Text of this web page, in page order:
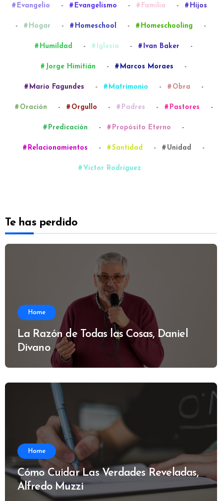
Evangelio - Evangelismo - Familia - Hijos
- Hogar - Homeschool - Homeschooling -
Humildad - Iglesia - Ivan Baker -
Jorge Himitián - Marcos Moraes -
Mario Fagundes - Matrimonio - Obra -
Oración - Orgullo - Padres - Pastores -
Predicación - Propósito Eterno -
Relacionamientos - Santidad - Unidad -
Víctor Rodríguez
Te has perdido
Home
La Razón de Todas las Cosas, Daniel
Divano
Home
Cómo Cuidar Las Verdades Reveladas,
Alfredo Muzzi